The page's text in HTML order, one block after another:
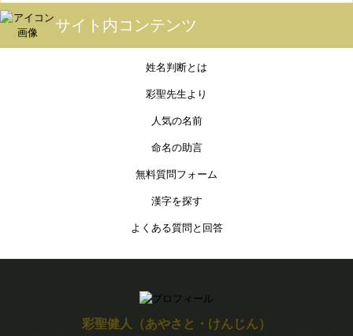
サイト内コンテンツ
姓名判断とは
彩聖先生より
人気の名前
命名の助言
無料質問フォーム
漢字を探す
よくある質問と回答
彩聖健人（あやさと・けんじん）